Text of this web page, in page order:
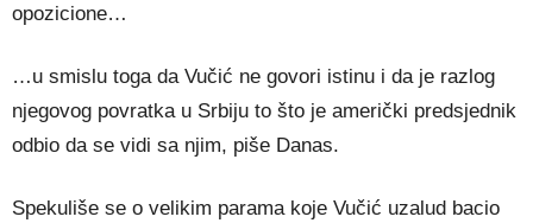
opozicione…
…u smislu toga da Vučić ne govori istinu i da je razlog
njegovog povratka u Srbiju to što je američki predsjednik
odbio da se vidi sa njim, piše Danas.
Spekuliše se o velikim parama koje Vučić uzalud bacio